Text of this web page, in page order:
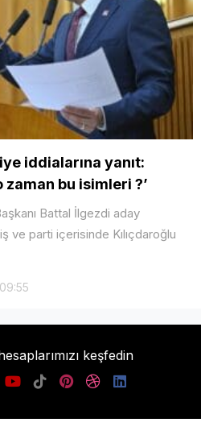
iddialarına yanıt:
zaman bu isimleri ?’
Battal İlgezdi aday
ve parti içerisinde Kılıçdaroğlu
keşfedin